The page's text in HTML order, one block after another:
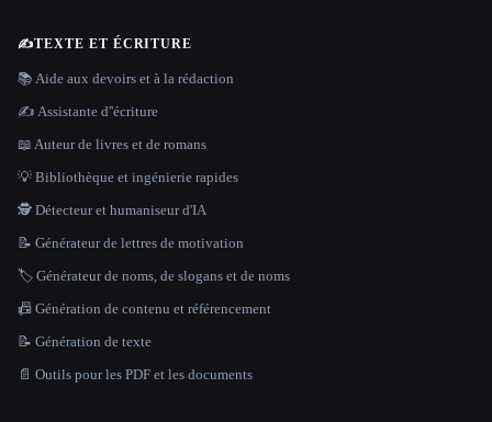
✍️TEXTE ET ÉCRITURE
📚 Aide aux devoirs et à la rédaction
✍️ Assistante d''écriture
📖 Auteur de livres et de romans
💡 Bibliothèque et ingénierie rapides
🕵️ Détecteur et humaniseur d'IA
📝 Générateur de lettres de motivation
🏷️ Générateur de noms, de slogans et de noms
📠 Génération de contenu et référencement
📝 Génération de texte
📄 Outils pour les PDF et les documents